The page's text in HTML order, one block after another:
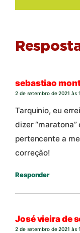
sebastiao
2 de setembro de 2021 às
Tarquinio, eu
dizer
pertencente a
correção!
Responder
José vieira de
2 de setembro de 2021 às